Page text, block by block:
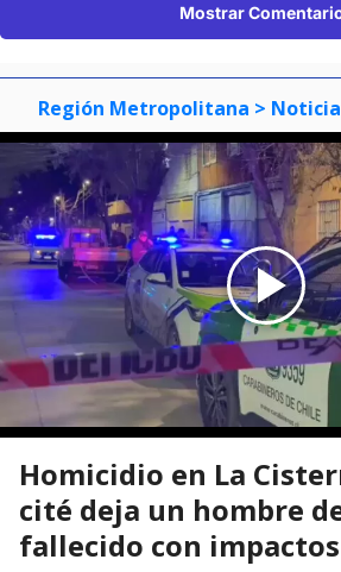
Mostrar
Región Metropolitana > Noticia
Homicidio en La
cité deja un hombre
fallecido con